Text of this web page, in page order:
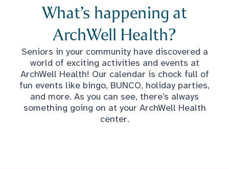
What’s happening at
ArchWell Health?
Seniors in your community have discovered a
world of exciting activities and events at
ArchWell Health! Our calendar is chock full of
fun events like bingo, BUNCO, holiday parties,
and more. As you can see, there’s always
something going on at your ArchWell Health
center.